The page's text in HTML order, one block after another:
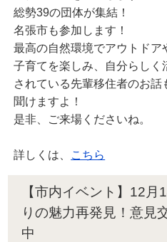
総勢39の団体が集結！
名張市も参加します！
最高の自然環境でアウトドア
子育てを楽しみ、自分らしく
されている先輩移住者のお話
聞けますよ！
是非、ご来場くださいね。
詳しくは、 こちら
【市内イベント】12
りの魅力再発見！意見
中